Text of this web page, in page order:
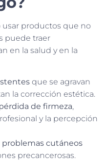
usar productos que no
puede traer
en la salud y en la
que se agravan
la corrección estética.
de firmeza,
y la percepción
problemas cutáneos
precancerosas.